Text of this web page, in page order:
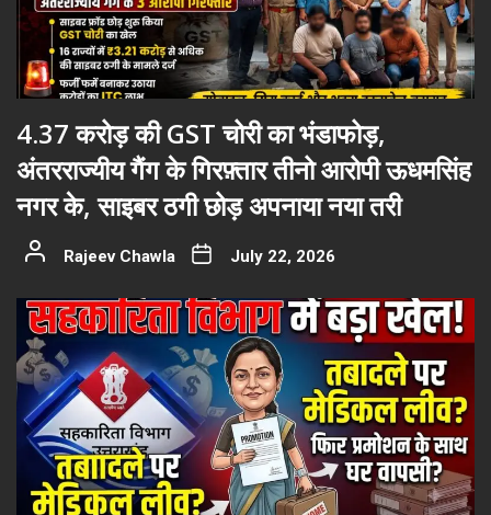
4.37 करोड़ की GST चोरी का भंडाफोड़,
अंतरराज्यीय गैंग के गिरफ़्तार तीनो आरोपी ऊधमसिंह
नगर के, साइबर ठगी छोड़ अपनाया नया तरी
Rajeev Chawla July 22, 2026